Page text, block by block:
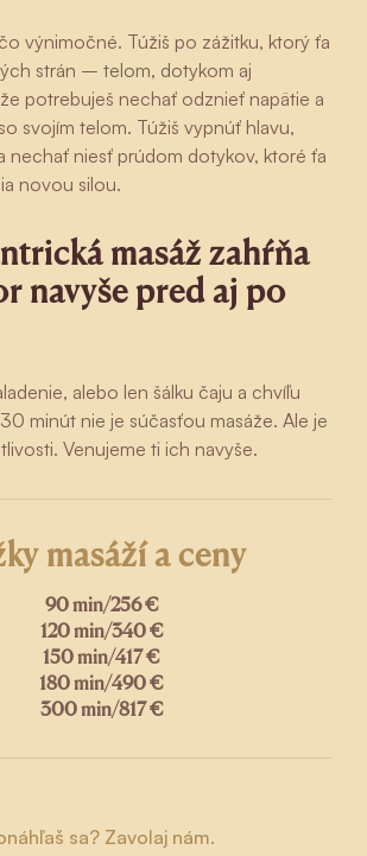
výnimočné. Túžiš po zážitku, ktorý ťa
strán – telom, dotykom aj
potrebuješ nechať odznieť napätie a
svojím telom. Túžiš vypnúť hlavu,
nechať niesť prúdom dotykov, ktoré ťa
novou silou.
masáž zahŕňa
navyše pred aj po
alebo len šálku čaju a chvíľu
minút nie je súčasťou masáže. Ale je
Venujeme ti ich navyše.
masáží a ceny
90 min/256 €
120 min/340 €
150 min/417 €
180 min/490 €
300 min/817 €
sa? Zavolaj nám.